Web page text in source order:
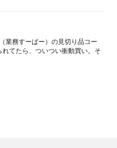
業務すーぱー）の見切り品コー
てたら、ついつい衝動買い。そ